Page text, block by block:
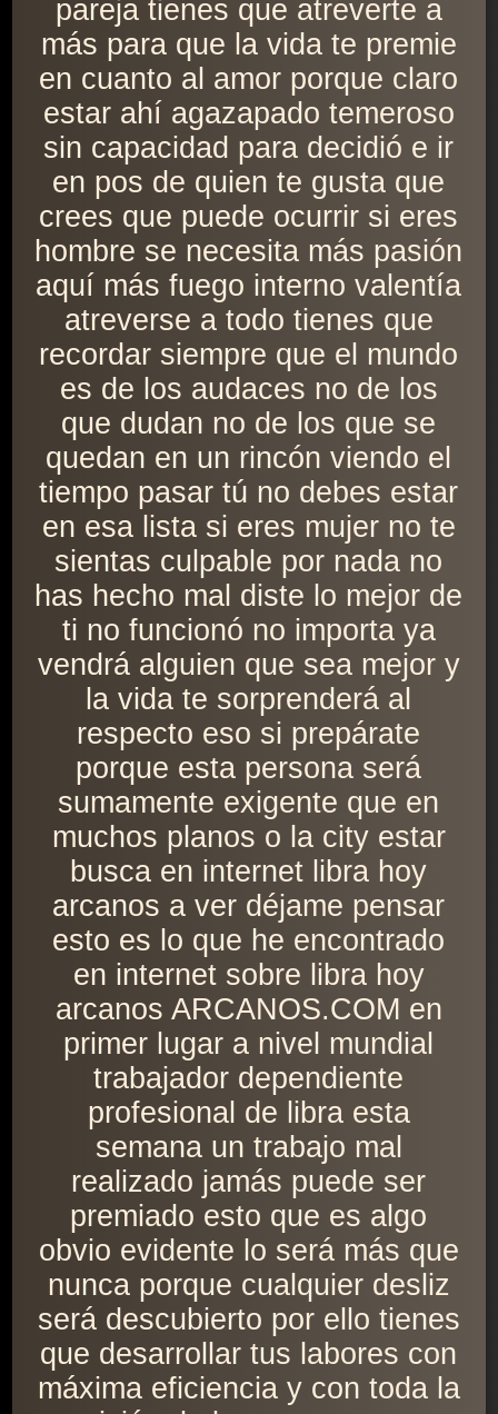
pareja tienes que atreverte a
más para que la vida te premie
en cuanto al amor porque claro
estar ahí agazapado temeroso
sin capacidad para decidió e ir
en pos de quien te gusta que
crees que puede ocurrir si eres
hombre se necesita más pasión
aquí más fuego interno valentía
atreverse a todo tienes que
recordar siempre que el mundo
es de los audaces no de los
que dudan no de los que se
quedan en un rincón viendo el
tiempo pasar tú no debes estar
en esa lista si eres mujer no te
sientas culpable por nada no
has hecho mal diste lo mejor de
ti no funcionó no importa ya
vendrá alguien que sea mejor y
la vida te sorprenderá al
respecto eso si prepárate
porque esta persona será
sumamente exigente que en
muchos planos o la city estar
busca en internet libra hoy
arcanos a ver déjame pensar
esto es lo que he encontrado
en internet sobre libra hoy
arcanos ARCANOS.COM en
primer lugar a nivel mundial
trabajador dependiente
profesional de libra esta
semana un trabajo mal
realizado jamás puede ser
premiado esto que es algo
obvio evidente lo será más que
nunca porque cualquier desliz
será descubierto por ello tienes
que desarrollar tus labores con
máxima eficiencia y con toda la